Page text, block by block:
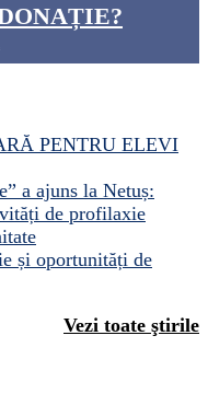
PENTRU ELEVI
a ajuns la Netuș:
de profilaxie
și oportunități de
Vezi toate ştirile